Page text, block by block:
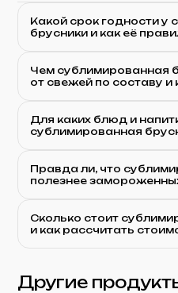
Какой срок годности у
брусники и как её
Чем сублимированная
от свежей по составу и
Для каких блюд и
сублимированная
Правда ли, что
полезнее
Сколько стоит
и как рассчитать
Другие